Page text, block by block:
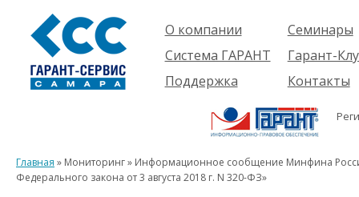
О компании
Компания
Проекты
Партнеры
Вакансии
Реквизиты
Информация
Система ГАРАНТ
О системе
решения
Комплекты
Новинки
История
Поддержка
Пользователям
Будущим
пользователям
Семинары
Об услуге
семинары
Гарант-
Контакты
Главная » Мониторинг » Информационное сообщение Минфина России
Федерального закона от 3 августа 2018 г. N 320-ФЗ»